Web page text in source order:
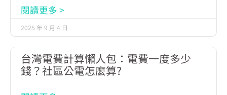
閱讀更多 >
2025 年 9 月 4 日
台灣電費計算懶人包：電費一度多少
錢？社區公電怎麼算?